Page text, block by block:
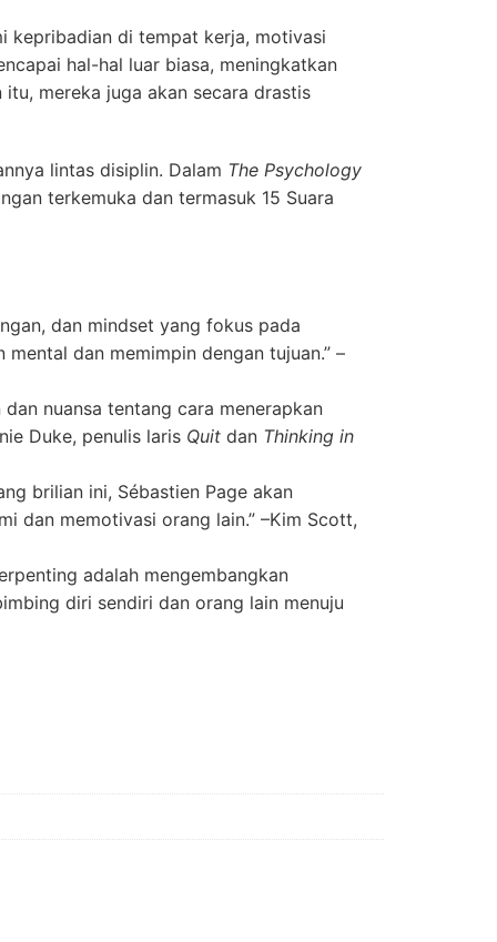
kepribadian di tempat kerja, motivasi
hal-hal luar biasa, meningkatkan
mereka juga akan secara drastis
lintas disiplin. Dalam The Psychology
terkemuka dan termasuk 15 Suara
dan mindset yang fokus pada
dan memimpin dengan tujuan.” –
nuansa tentang cara menerapkan
Duke, penulis laris Quit dan Thinking in
brilian ini, Sébastien Page akan
dan memotivasi orang lain.” –Kim Scott,
adalah mengembangkan
diri sendiri dan orang lain menuju